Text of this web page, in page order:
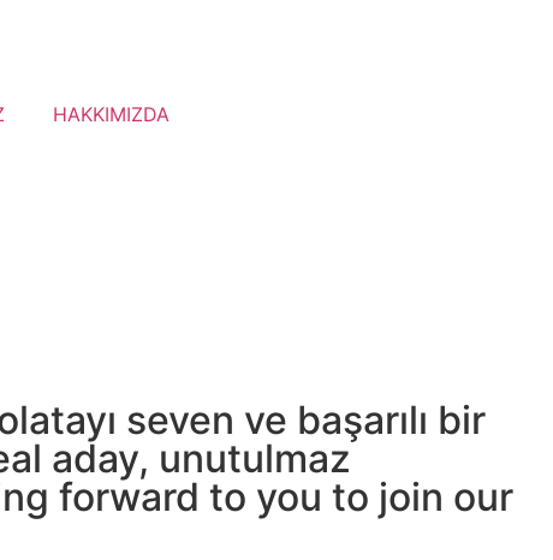
HAKKIMIZDA
seven ve başarılı bir
aday, unutulmaz
forward to you to join our